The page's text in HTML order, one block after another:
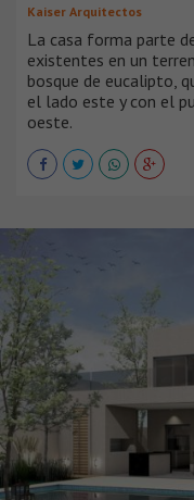
Kaiser Arquitectos
La casa forma parte
existentes en un
bosque de eucalipto,
el lado este y con el
oeste.